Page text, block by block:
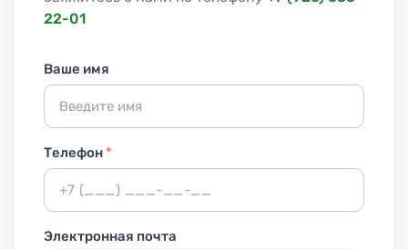
22-01
Ваше имя
Телефон*
Электронная почта